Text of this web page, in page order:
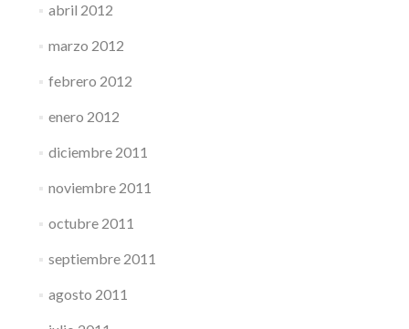
abril 2012
marzo 2012
febrero 2012
enero 2012
diciembre 2011
noviembre 2011
octubre 2011
septiembre 2011
agosto 2011